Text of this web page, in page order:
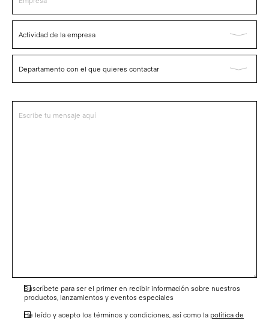
Suscríbete para ser el primer en recibir información sobre nuestros
productos, lanzamientos y eventos especiales
He leído y acepto los términos y condiciones, así como la política de